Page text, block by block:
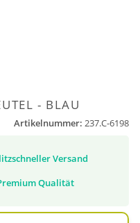
- BLAU
Artikelnummer: 237.C-6198
Versand
Qualität